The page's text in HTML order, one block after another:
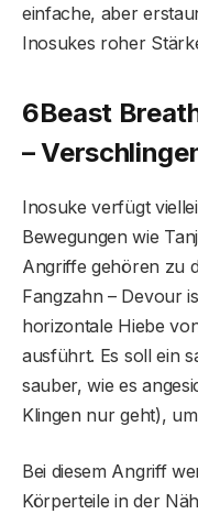
einfache, aber
Inosukes roher
6Beast
–
Inosuke verfügt
Bewegungen wie
Angriffe gehören zu
Fangzahn – Devour
horizontale Hiebe
ausführt. Es soll ein
sauber, wie es
Klingen nur geht),
Bei diesem Angriff
Körperteile in der